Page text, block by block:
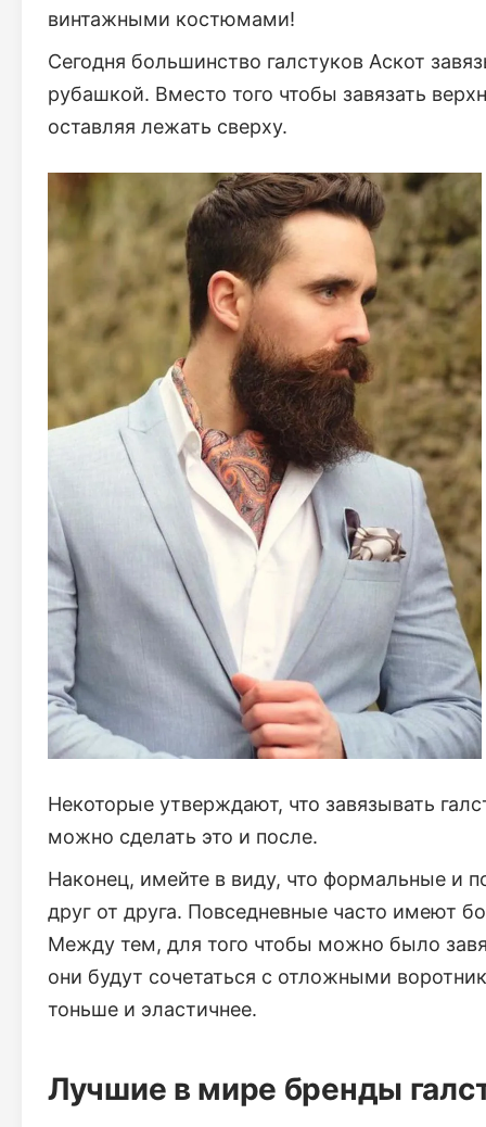
винтажными костюмами!
Сегодня большинство галстуков Аскот
рубашкой. Вместо того чтобы завязать
оставляя лежать сверху.
Некоторые утверждают, что завязывать
можно сделать это и после.
Наконец, имейте в виду, что формальные и
друг от друга. Повседневные часто имеют
Между тем, для того чтобы можно было
они будут сочетаться с отложными
тоньше и эластичнее.
Лучшие в мире бренды